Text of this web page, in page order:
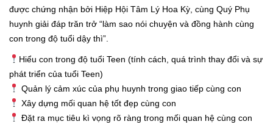
được chứng nhận bởi Hiệp Hội Tâm Lý Hoa Kỳ, cùng Quý Phụ
huynh giải đáp trăn trở “làm sao nói chuyện và đồng hành cùng
con trong độ tuổi dậy thì”.
Hiểu con trong độ tuổi Teen (tính cách, quá trình thay đổi và sự
phát triển của tuổi Teen)
Quản lý cảm xúc của phụ huynh trong giao tiếp cùng con
Xây dựng mối quan hệ tốt đẹp cùng con
Đặt ra mục tiêu kì vọng rõ ràng trong mối quan hệ cùng con